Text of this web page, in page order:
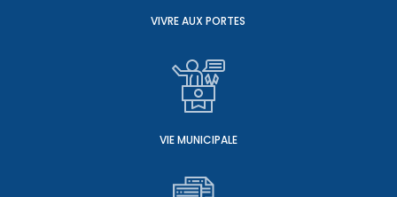
VIVRE AUX PORTES
VIE MUNICIPALE